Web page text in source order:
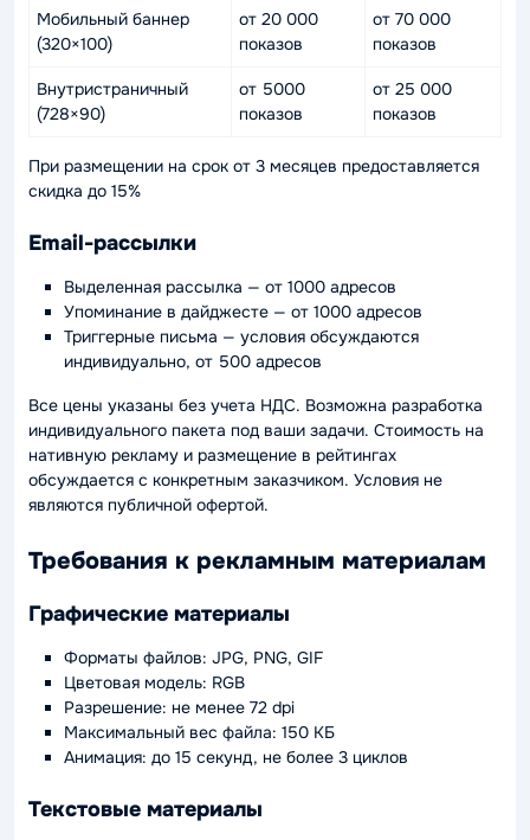
Мобильный баннер
(320×100)
от 20 000
показов
от 70 000
показов
Внутристраничный
(728×90)
от 5000
показов
от 25 000
показов
При размещении на срок от 3 месяцев предоставляется
скидка до 15%
Email-рассылки
Выделенная рассылка — от 1000 адресов
Упоминание в дайджесте — от 1000 адресов
Триггерные письма — условия обсуждаются
индивидуально, от 500 адресов
Все цены указаны без учета НДС. Возможна разработка
индивидуального пакета под ваши задачи. Стоимость на
нативную рекламу и размещение в рейтингах
обсуждается с конкретным заказчиком. Условия не
являются публичной офертой.
Требования к рекламным материалам
Графические материалы
Форматы файлов: JPG, PNG, GIF
Цветовая модель: RGB
Разрешение: не менее 72 dpi
Максимальный вес файла: 150 КБ
Анимация: до 15 секунд, не более 3 циклов
Текстовые материалы